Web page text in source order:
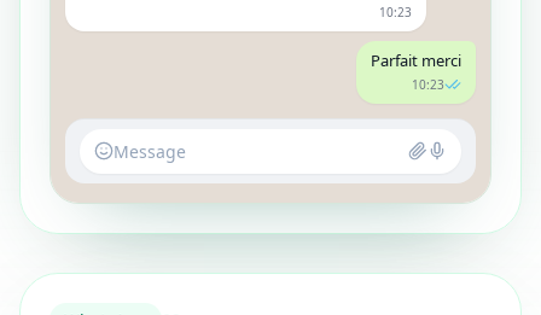
10:23
Parfait merci
10:23
Message